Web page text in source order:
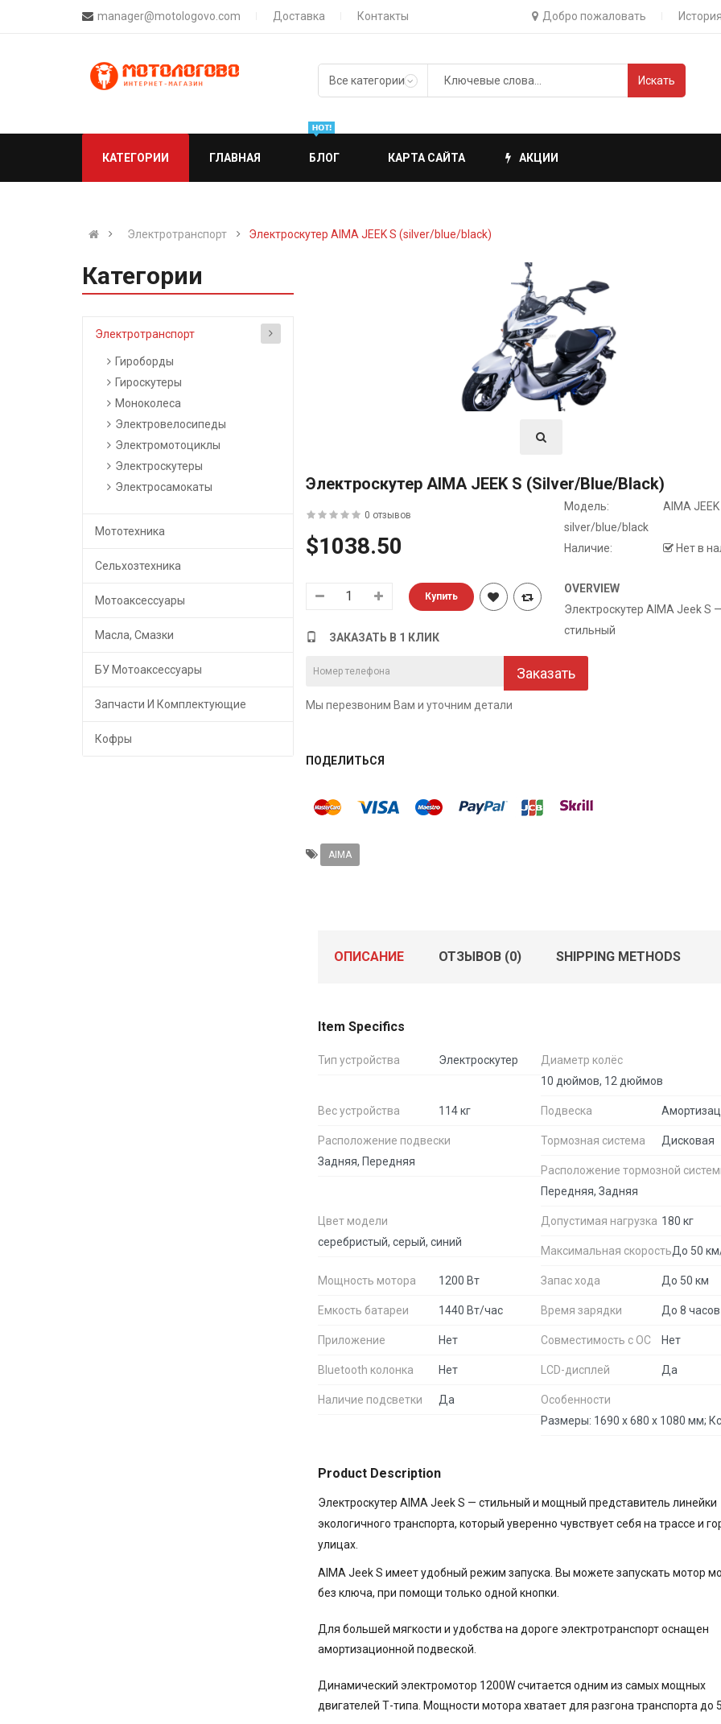
manager@motologovo.com Доставка Контакты Добро пожаловать
Искать
КАТЕГОРИИ ГЛАВНАЯ БЛОГ КАРТА САЙТА АКЦИИ
Электротранспорт Электроскутер AIMA JEEK S (silver/blue/black)
Категории
Электротранспорт
Гироборды
Гироскутеры
Моноколеса
Электровелосипеды
Электромотоциклы
Электроскутеры
Электросамокаты
Мототехника
Сельхозтехника
Мотоаксессуары
Масла, Смазки
БУ Мотоаксессуары
Запчасти И Комплектующие
Кофры
Электроскутер AIMA JEEK S (silver/blue/black)
0 отзывов
$1038.50
Модель:
AIMA JEEK
silver/blue/black
Наличие:
Нет в
OVERVIEW
Электроскутер AIMA Jeek S —
стильный
ЗАКАЗАТЬ В 1 КЛИК
Заказать
Мы перезвоним Вам и уточним детали
ПОДЕЛИТЬСЯ
AIMA
ОПИСАНИЕ ОТЗЫВОВ (0) SHIPPING METHODS
Item Specifics
Тип устройства Электроскутер
Диаметр колёс
10 дюймов, 12 дюймов
Вес устройства 114 кг Подвеска
Расположение подвески
Задняя, Передняя
Тормозная система Дисковая
Расположение тормозной
Передняя, Задняя
Цвет модели
серебристый, серый, синий
Допустимая нагрузка 180 кг
Максимальная скоростьДо 50
Мощность мотора 1200 Вт Запас хода До 50 км
Емкость батареи 1440 Вт/час Время зарядки До 8 часов
Приложение Нет Совместимость с ОС Нет
Bluetooth колонка Нет LCD-дисплей Да
Наличие подсветки Да
Особенности
Product Description
Электроскутер AIMA Jeek S — стильный и мощный представитель линейки
экологичного транспорта, который уверенно чувствует себя на трассе и
улицах.
AIMA Jeek S имеет удобный режим запуска. Вы можете запускать мотор
без ключа, при помощи только одной кнопки.
Для большей мягкости и удобства на дороге электротранспорт оснащен
амортизационной подвеской.
Динамический электромотор 1200W считается одним из самых мощных
двигателей Т-типа. Мощности мотора хватает для разгона транспорта до